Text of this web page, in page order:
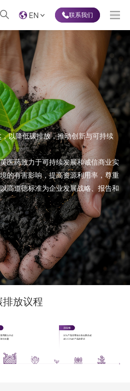
EN 联系我们
，以降低碳排放，推动创新与可持续
医药致力于可持续发展和诚信商业实
的有害影响，提高资源利用率，尊重
高道德标准为企业发展战略、报告和
排放议程